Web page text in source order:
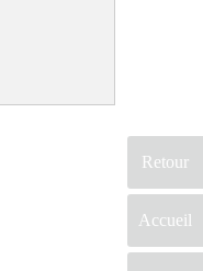
Retour
Accueil